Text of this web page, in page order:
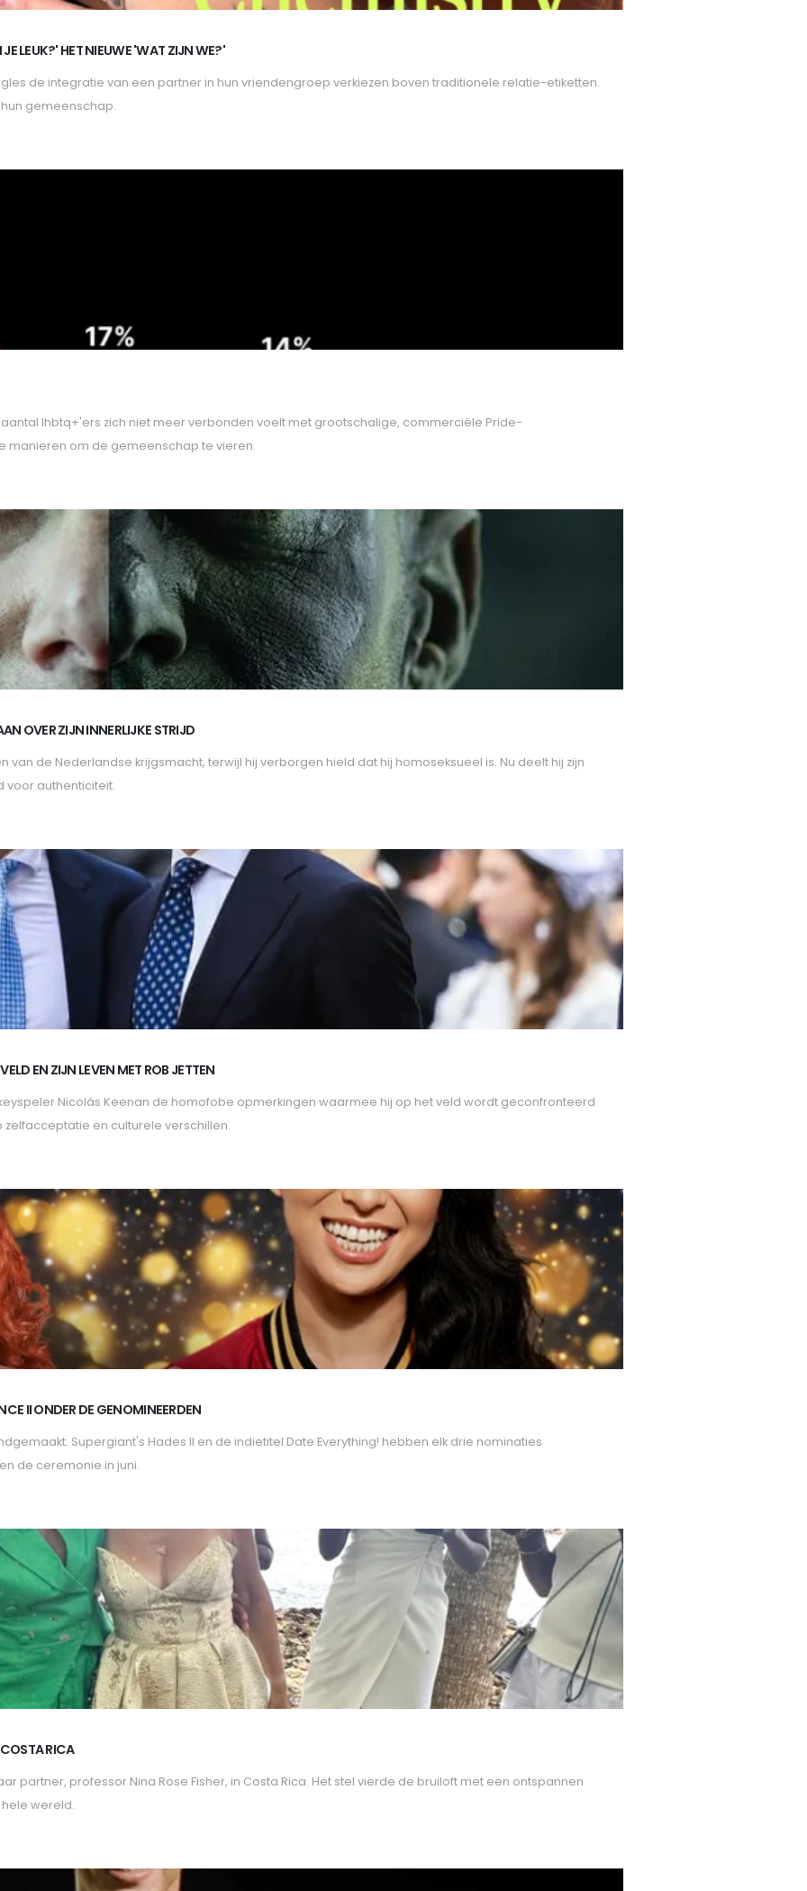
LEUK?' HET NIEUWE 'WAT ZIJN WE?'
de integratie van een partner in hun vriendengroep verkiezen boven traditionele relatie-etiketten.
gemeenschap.
lhbtq+'ers zich niet meer verbonden voelt met grootschalige, commerciële Pride-
manieren om de gemeenschap te vieren.
OVER ZIJN INNERLIJKE STRIJD
de Nederlandse krijgsmacht, terwijl hij verborgen hield dat hij homoseksueel is. Nu deelt hij zijn
voor authenticiteit.
EN ZIJN LEVEN MET ROB JETTEN
Nicolás Keenan de homofobe opmerkingen waarmee hij op het veld wordt geconfronteerd
en culturele verschillen.
II ONDER DE GENOMINEERDEN
Supergiant's Hades II en de indietitel Date Everything! hebben elk drie nominaties
de ceremonie in juni.
RICA
partner, professor Nina Rose Fisher, in Costa Rica. Het stel vierde de bruiloft met een ontspannen
wereld.